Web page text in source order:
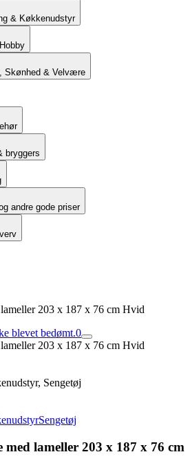
& Køkkenudstyr
Skønhed & Velvære
bryggers
andre gode priser
lameller 203 x 187 x 76 cm Hvid
blevet bedømt.0
lameller 203 x 187 x 76 cm Hvid
Sengetøj
Sengetøj
med lameller 203 x 187 x 76 cm